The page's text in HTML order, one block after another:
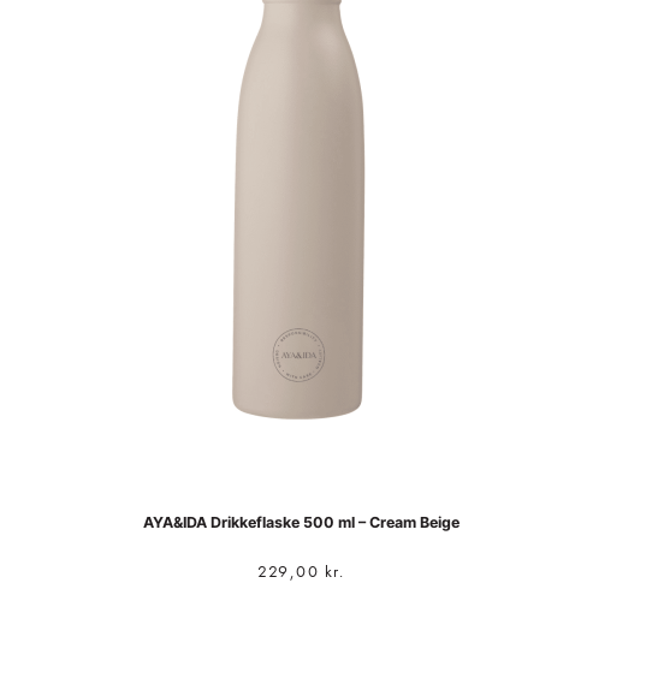
AYA&IDA Drikkeflaske 500 ml – Cream Beige
229,00 kr.